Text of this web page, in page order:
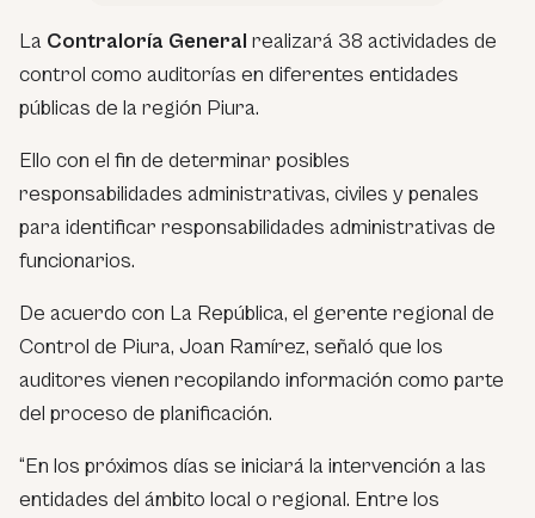
La Contraloría General realizará 38 actividades de
control como auditorías en diferentes entidades
públicas de la región Piura.
Ello con el fin de determinar posibles
responsabilidades administrativas, civiles y penales
para identificar responsabilidades administrativas de
funcionarios.
De acuerdo con La República, el gerente regional de
Control de Piura, Joan Ramírez, señaló que los
auditores vienen recopilando información como parte
del proceso de planificación.
“En los próximos días se iniciará la intervención a las
entidades del ámbito local o regional. Entre los